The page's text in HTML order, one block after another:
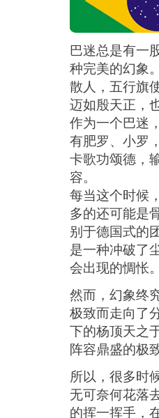
巴迷总是有一
种完美的幻象
散人，五行旗
迈如殷天正，
作为一个巴迷
有肥罗、小罗
卡歌功颂德，
容。
每当这个时候
多的还可能是
别于德国式的
是一种冲破了
会出现的惆怅
然而，幻象终
极致而走向了
下的杨顶天之
阵容鼎盛的极
所以，很多时
无可奈何花落
的挥一挥手，